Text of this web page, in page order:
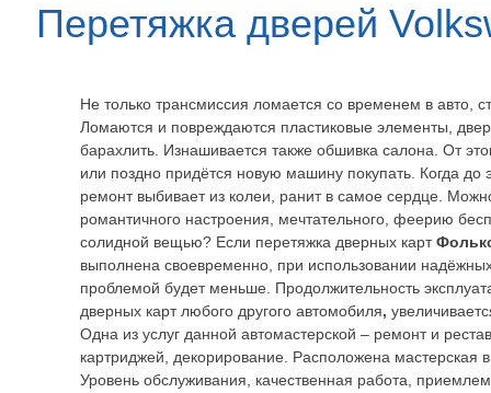
Перетяжка дверей
Не только трансмиссия ломается со временем в авто,
Ломаются и повреждаются пластиковые элементы,
барахлить. Изнашивается также обшивка салона. От
или поздно придётся новую машину покупать. Когда до
ремонт выбивает из колеи, ранит в самое сердце.
романтичного настроения, мечтательного, феерию
солидной вещью? Если перетяжка дверных карт
выполнена своевременно, при использовании
проблемой будет меньше. Продолжительность
дверных карт любого другого автомобиля,
Одна из услуг данной автомастерской – ремонт и
картриджей, декорирование. Расположена мастерская
Уровень обслуживания, качественная работа,